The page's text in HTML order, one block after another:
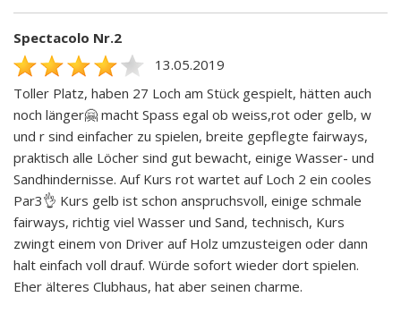
Spectacolo Nr.2
13.05.2019
Toller Platz, haben 27 Loch am Stück gespielt, hätten auch
noch länger🤗 macht Spass egal ob weiss,rot oder gelb, w
und r sind einfacher zu spielen, breite gepflegte fairways,
praktisch alle Löcher sind gut bewacht, einige Wasser- und
Sandhindernisse. Auf Kurs rot wartet auf Loch 2 ein cooles
Par3👌 Kurs gelb ist schon anspruchsvoll, einige schmale
fairways, richtig viel Wasser und Sand, technisch, Kurs
zwingt einem von Driver auf Holz umzusteigen oder dann
halt einfach voll drauf. Würde sofort wieder dort spielen.
Eher älteres Clubhaus, hat aber seinen charme.